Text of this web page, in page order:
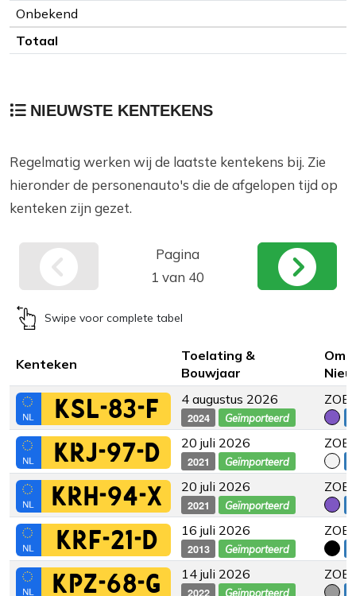
Onbekend
Totaal
NIEUWSTE KENTEKENS
Regelmatig werken wij de laatste kentekens bij. Zie
hieronder de personenauto's die de afgelopen tijd op
kenteken zijn gezet.
Pagina
1 van 40
Swipe voor complete tabel
Kenteken
Toelating &
Bouwjaar
KSL-83-F 4 augustus 2026
2024 Geïmporteerd
ZOE
KRJ-97-D 20 juli 2026
2021 Geïmporteerd
ZOE
KRH-94-X 20 juli 2026
2021 Geïmporteerd
ZOE
KRF-21-D 16 juli 2026
2013 Geïmporteerd
ZOE
KPZ-68-G 14 juli 2026
2022 Geïmporteerd
ZOE